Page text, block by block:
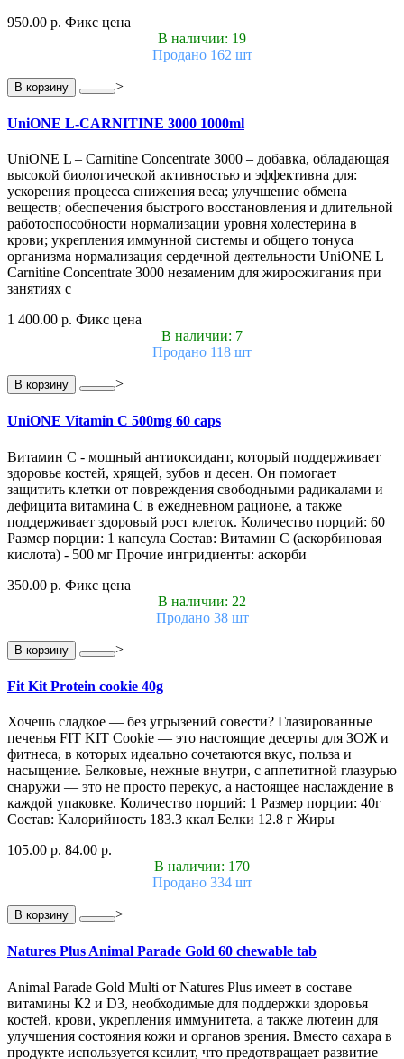
950.00 р. Фикс цена
В наличии: 19
Продано 162 шт
В корзину >
UniONE L-CARNITINE 3000 1000ml
UniONE L – Carnitine Concentrate 3000 – добавка, обладающая
высокой биологической активностью и эффективна для:
ускорения процесса снижения веса; улучшение обмена
веществ; обеспечения быстрого восстановления и длительной
работоспособности нормализации уровня холестерина в
крови; укрепления иммунной системы и общего тонуса
организма нормализация сердечной деятельности UniONE L –
Carnitine Concentrate 3000 незаменим для жиросжигания при
занятиях с
1 400.00 р. Фикс цена
В наличии: 7
Продано 118 шт
В корзину >
UniONE Vitamin С 500mg 60 caps
Витамин С - мощный антиоксидант, который поддерживает
здоровье костей, хрящей, зубов и десен. Он помогает
защитить клетки от повреждения свободными радикалами и
дефицита витамина С в ежедневном рационе, а также
поддерживает здоровый рост клеток. Количество порций: 60
Размер порции: 1 капсула Состав: Витамин С (аскорбиновая
кислота) - 500 мг Прочие ингридиенты: аскорби
350.00 р. Фикс цена
В наличии: 22
Продано 38 шт
В корзину >
Fit Kit Protein cookie 40g
Хочешь сладкое — без угрызений совести? Глазированные
печенья FIT KIT Cookie — это настоящие десерты для ЗОЖ и
фитнеса, в которых идеально сочетаются вкус, польза и
насыщение. Белковые, нежные внутри, с аппетитной глазурью
снаружи — это не просто перекус, а настоящее наслаждение в
каждой упаковке. Количество порций: 1 Размер порции: 40г
Состав: Калорийность 183.3 ккал Белки 12.8 г Жиры
105.00 р. 84.00 р.
В наличии: 170
Продано 334 шт
В корзину >
Natures Plus Animal Parade Gold 60 chewable tab
Animal Parade Gold Multi от Natures Plus имеет в составе
витамины К2 и D3, необходимые для поддержки здоровья
костей, крови, укрепления иммунитета, а также лютеин для
улучшения состояния кожи и органов зрения. Вместо сахара в
продукте используется ксилит, что предотвращает развитие